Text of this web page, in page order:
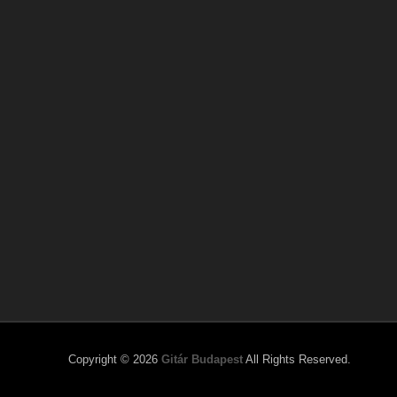
Copyright © 2026 Gitár Budapest All Rights Reserved.